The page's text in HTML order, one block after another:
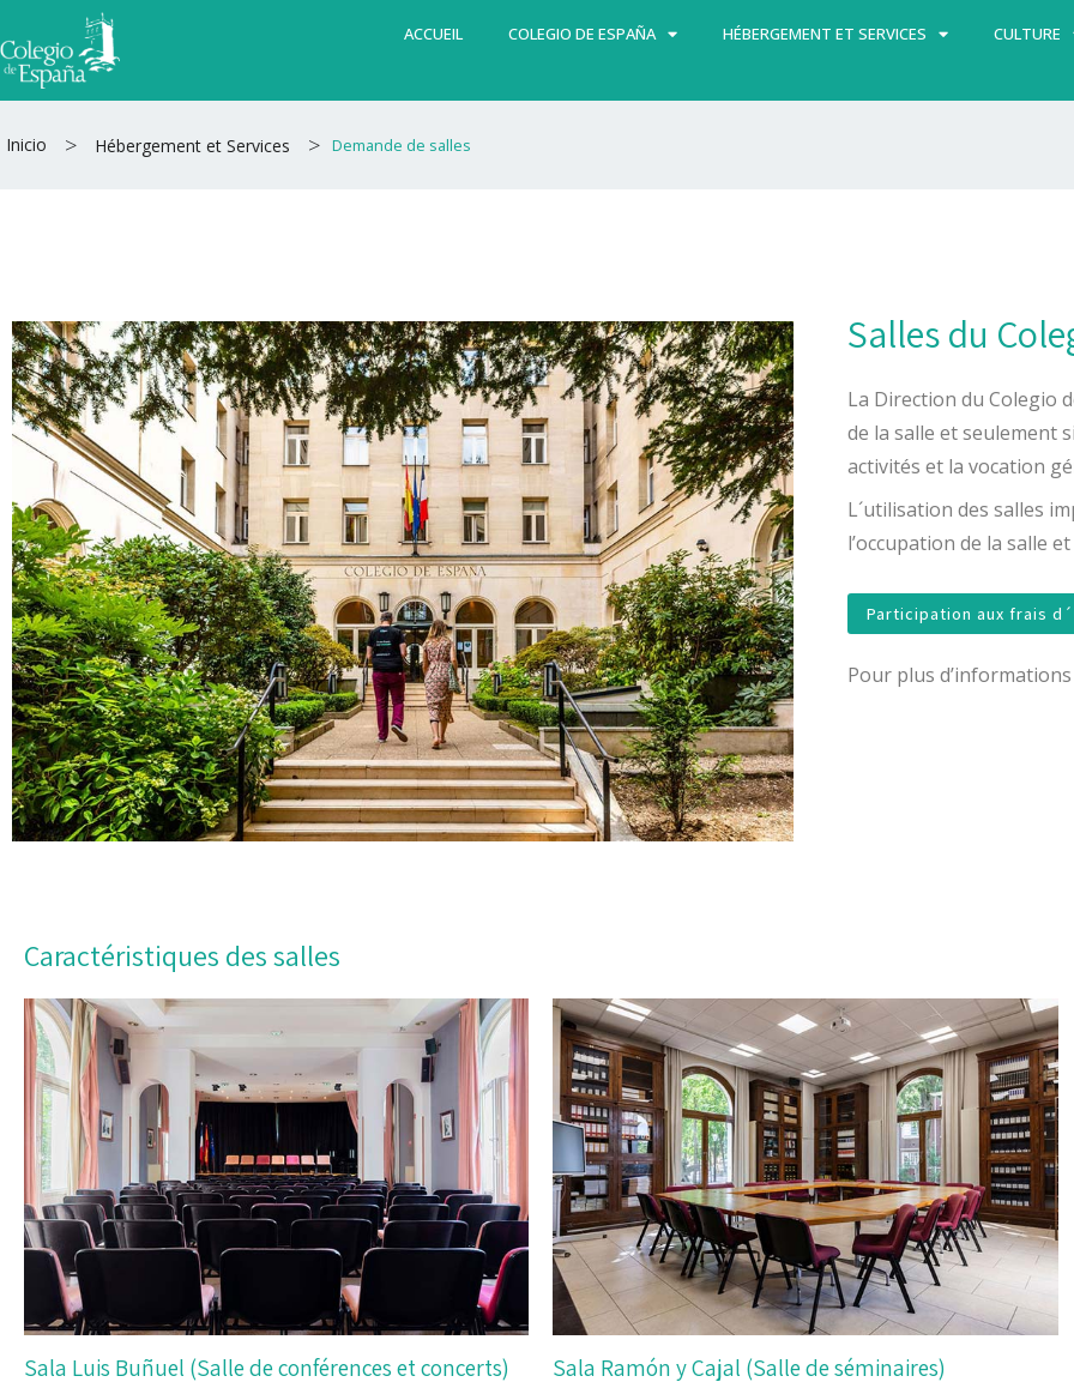
au
contenu
ACCUEIL COLEGIO DE ESPAÑA HÉBERGEMENT ET SERVICES CULTURE
Inicio > Hébergement et Services > Demande de salles
Salles du
La Direction du Colegio
de la salle et seulement
activités et la vocation
L´utilisation des salles
l’occupation de la salle
Participation aux frais
Pour plus d’informations
Caractéristiques des salles
Sala Luis Buñuel (Salle de conférences et concerts) Sala Ramón y Cajal (Salle de séminaires)